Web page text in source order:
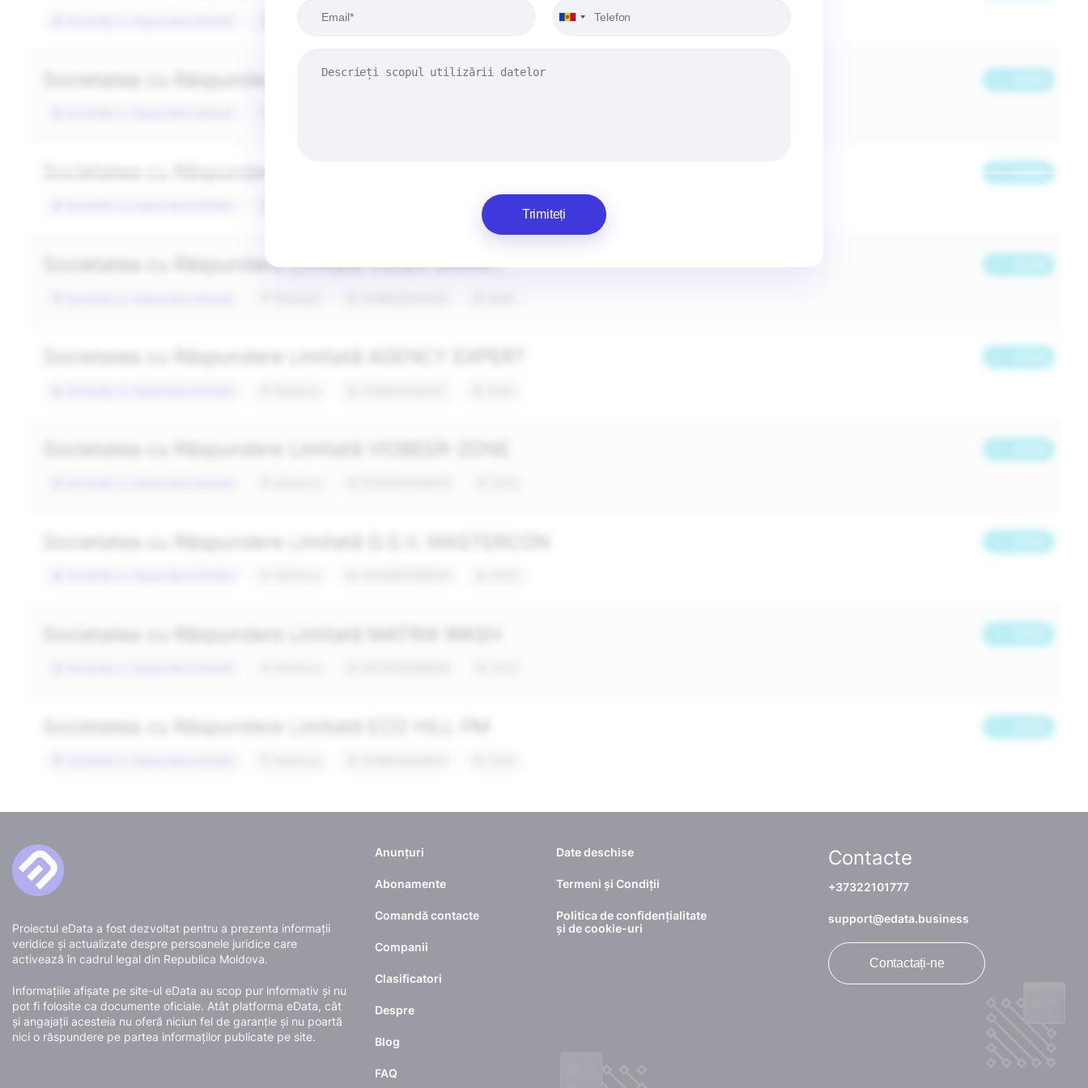
Trimiteți
Proiectul eData a fost dezvoltat pentru a prezenta informații
veridice și actualizate despre persoanele juridice care
activează în cadrul legal din Republica Moldova.
Informațiile afișate pe site-ul eData au scop pur informativ și nu
pot fi folosite ca documente oficiale. Atât platforma eData, cât
și angajații acesteia nu oferă niciun fel de garanție și nu poartă
nici o răspundere pe partea informaților publicate pe site.
Anunțuri
Abonamente
Comandă contacte
Companii
Clasificatori
Despre
Blog
FAQ
Date deschise
Termeni și Condiții
Politica de confidențialitate
și de cookie-uri
Contacte
+37322101777
support@edata.business
Contactați-ne